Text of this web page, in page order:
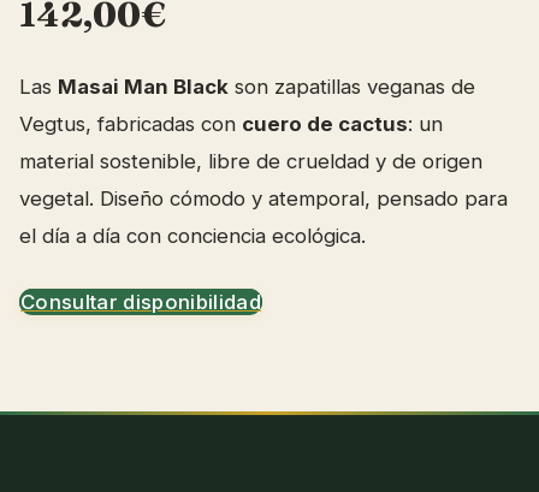
142,00€
Las Masai Man Black son zapatillas veganas de
Vegtus, fabricadas con cuero de cactus: un
material sostenible, libre de crueldad y de origen
vegetal. Diseño cómodo y atemporal, pensado para
el día a día con conciencia ecológica.
Consultar disponibilidad